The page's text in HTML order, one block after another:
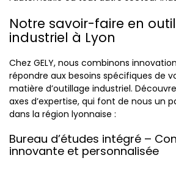
Notre savoir-faire en
industriel à Lyon
Chez GELY, nous combinons
répondre aux besoins spécifiques de
matière d’outillage industriel.
axes d’expertise, qui font de nous un
dans la région lyonnaise :
Bureau d’études intégré –
innovante et personnalisée